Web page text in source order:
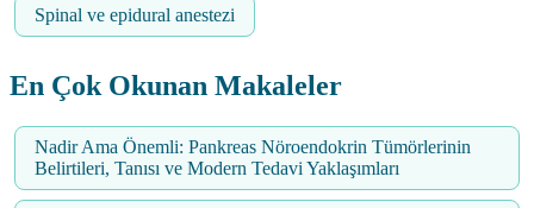
Spinal ve epidural anestezi
En Çok Okunan Makaleler
Nadir Ama Önemli: Pankreas Nöroendokrin Tümörlerinin
Belirtileri, Tanısı ve Modern Tedavi Yaklaşımları